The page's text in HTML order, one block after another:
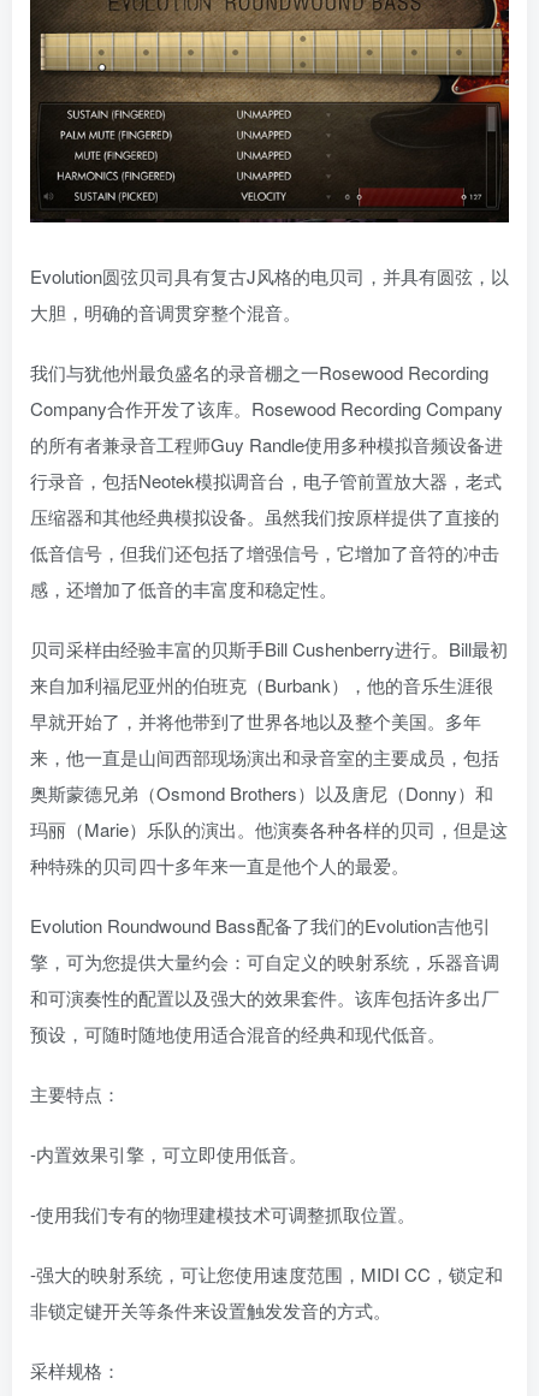
Evolution圆弦贝司具有复古J风格的电贝司，并具有圆弦，以
大胆，明确的音调贯穿整个混音。
我们与犹他州最负盛名的录音棚之一Rosewood Recording
Company合作开发了该库。Rosewood Recording Company
的所有者兼录音工程师Guy Randle使用多种模拟音频设备进
行录音，包括Neotek模拟调音台，电子管前置放大器，老式
压缩器和其他经典模拟设备。虽然我们按原样提供了直接的
低音信号，但我们还包括了增强信号，它增加了音符的冲击
感，还增加了低音的丰富度和稳定性。
贝司采样由经验丰富的贝斯手Bill Cushenberry进行。Bill最初
来自加利福尼亚州的伯班克（Burbank），他的音乐生涯很
早就开始了，并将他带到了世界各地以及整个美国。多年
来，他一直是山间西部现场演出和录音室的主要成员，包括
奥斯蒙德兄弟（Osmond Brothers）以及唐尼（Donny）和
玛丽（Marie）乐队的演出。他演奏各种各样的贝司，但是这
种特殊的贝司四十多年来一直是他个人的最爱。
Evolution Roundwound Bass配备了我们的Evolution吉他引
擎，可为您提供大量约会：可自定义的映射系统，乐器音调
和可演奏性的配置以及强大的效果套件。该库包括许多出厂
预设，可随时随地使用适合混音的经典和现代低音。
主要特点：
-内置效果引擎，可立即使用低音。
-使用我们专有的物理建模技术可调整抓取位置。
-强大的映射系统，可让您使用速度范围，MIDI CC，锁定和
非锁定键开关等条件来设置触发发音的方式。
采样规格：